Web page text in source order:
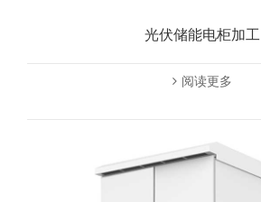
光伏储能电柜加工
阅读更多